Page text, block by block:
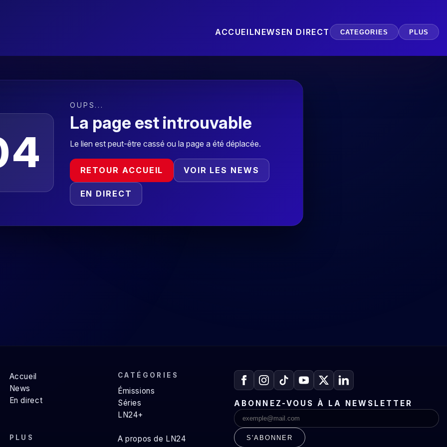
ACCUEILNEWS EN DIRECT CATEGORIES PLUS
OUPS...
La page est introuvable
Le lien est peut-être cassé ou la page a été déplacée.
RETOUR ACCUEIL VOIR LES NEWS
EN DIRECT
Accueil
News
En direct
CATÉGORIES
Émissions
Séries
LN24+
PLUS
A propos de LN24
ABONNEZ-VOUS À LA NEWSLETTER